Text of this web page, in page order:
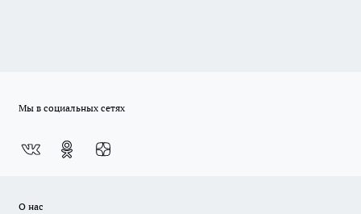
Мы в социальных сетях
О нас